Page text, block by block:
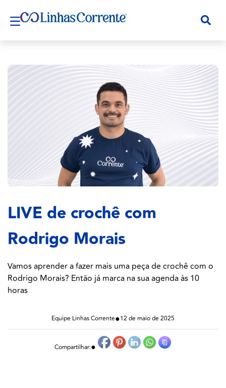
LIVE de crochê com
Rodrigo Morais
Vamos aprender a fazer mais uma peça de crochê com o
Rodrigo Morais? Então já marca na sua agenda às 10
horas
Equipe Linhas Corrente●12 de maio de 2025
Compartilhar:●